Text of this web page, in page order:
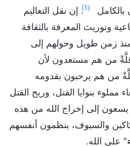
بالكامل
(1) . إن نقل التعاليم
وتوريث المعرفة بالثقافة
زمن طويل وحولهم إلى
من هم مستعدون لأن
من هم يرحبون بقدومه
مملوء بنوايا القتل، وريح القتل
يسعون إلى إخراج الله من هذه
والسيوف، ينظمون أنفسهم
على الله.